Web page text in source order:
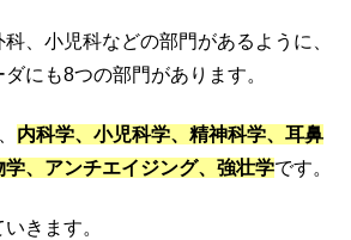
、小児科などの部門があるように、
にも8つの部門があります。
内科学、小児科学、精神科学、耳鼻
、アンチエイジング、強壮学です。
きます。